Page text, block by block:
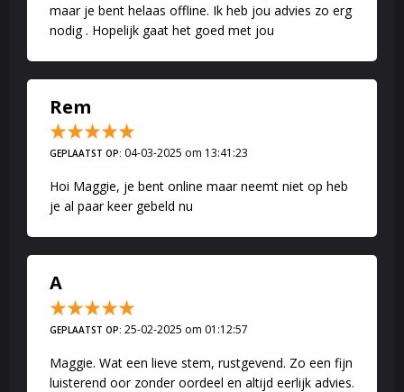
maar je bent helaas offline. Ik heb jou advies zo erg
nodig . Hopelijk gaat het goed met jou
Rem
GEPLAATST OP: 04-03-2025 om 13:41:23
Hoi Maggie, je bent online maar neemt niet op heb
je al paar keer gebeld nu
A
GEPLAATST OP: 25-02-2025 om 01:12:57
Maggie. Wat een lieve stem, rustgevend. Zo een fijn
luisterend oor zonder oordeel en altijd eerlijk advies.